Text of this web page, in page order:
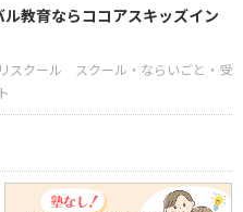
教育ならココアスキッズイン
スクール
スクール・ならいごと・受